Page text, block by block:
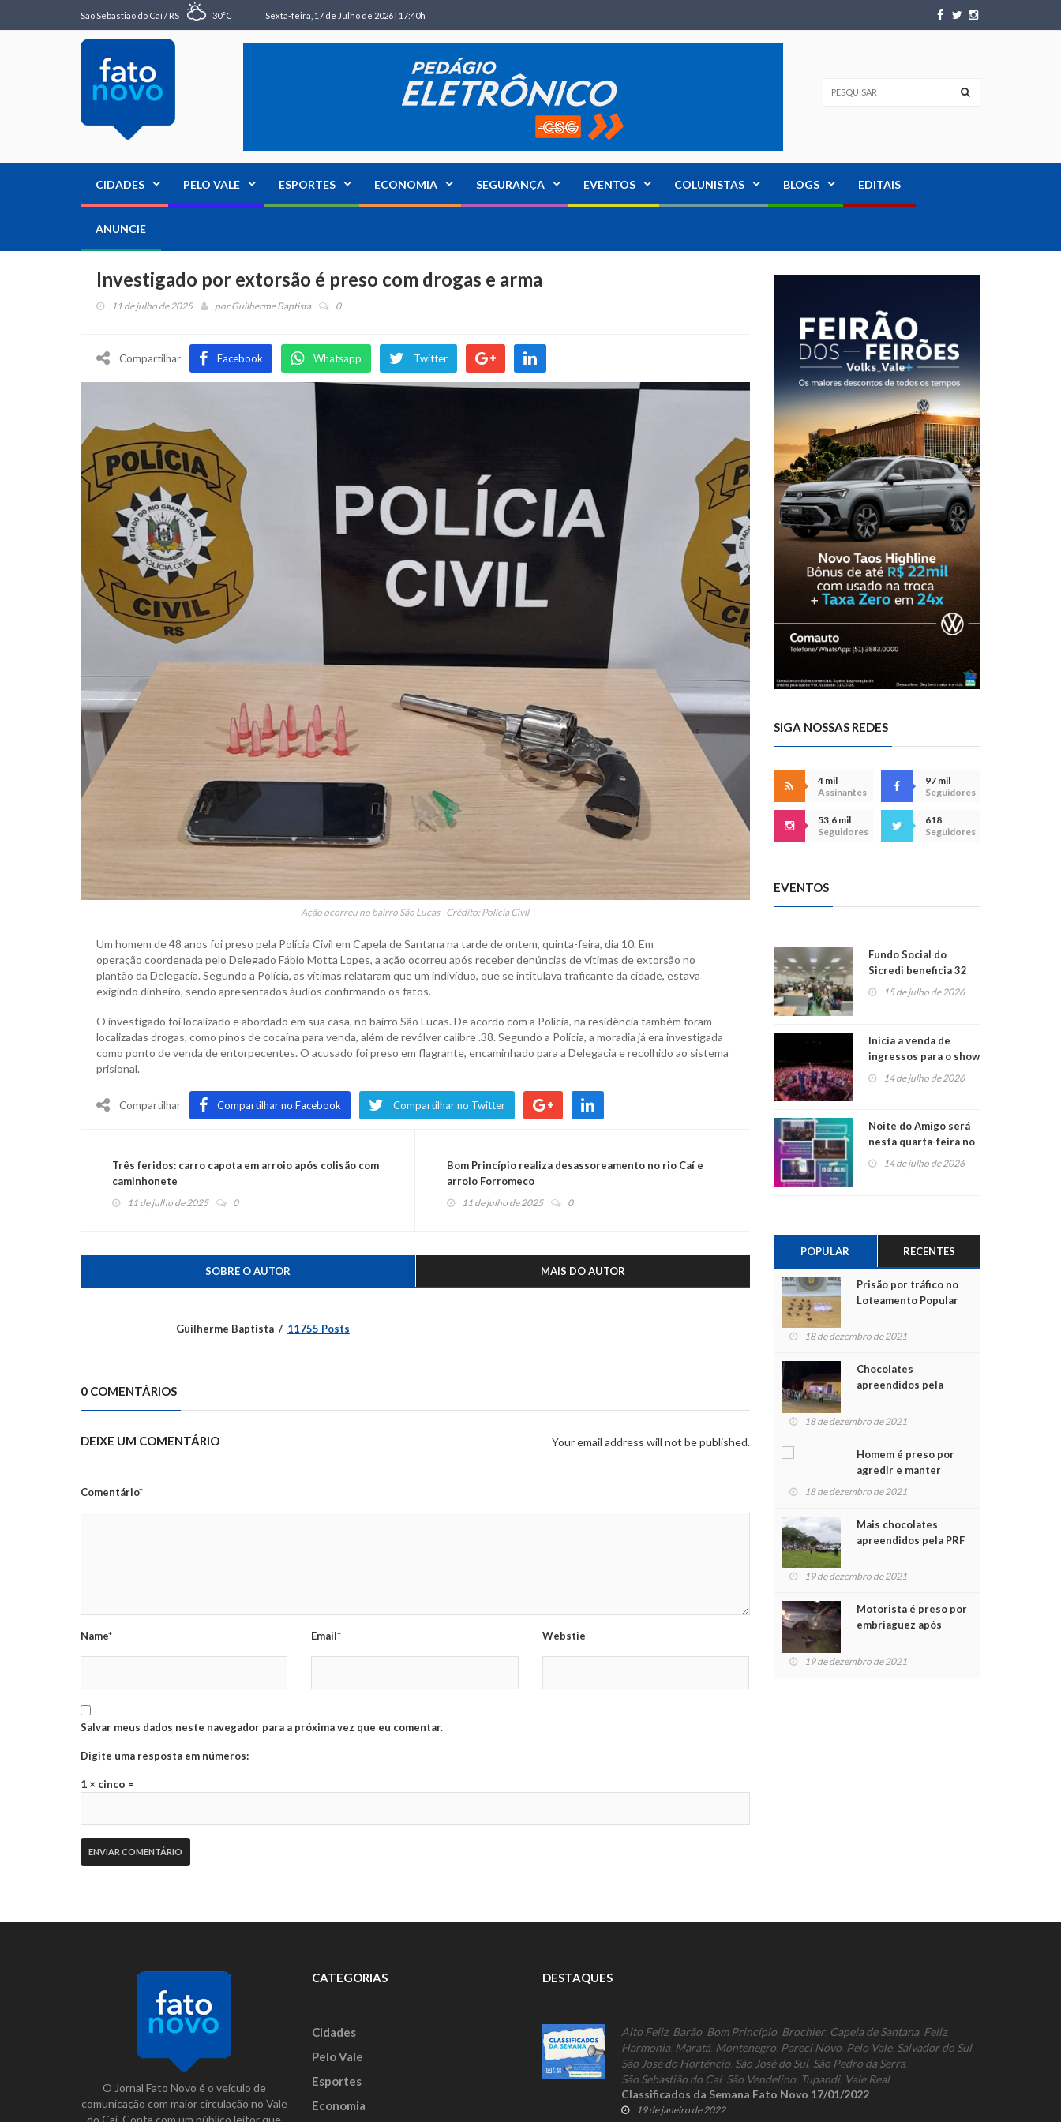
São Sebastião do Caí / RS 30°C Sexta-feira, 17 de Julho de 2026 | 17:40h
CIDADES PELO VALE ESPORTES ECONOMIA SEGURANÇA EVENTOS COLUNISTAS BLOGS EDITAIS
ANUNCIE
Investigado por extorsão é preso com drogas e arma
11 de julho de 2025 porGuilherme Baptista 0
Compartilhar Facebook Whatsapp Twitter
Ação ocorreu no bairro São Lucas - Crédito: Polícia Civil
Um homem de 48 anos foi preso pela Polícia Civil em Capela de Santana na tarde de ontem, quinta-feira, dia 10. Em
operação coordenada pelo Delegado Fábio Motta Lopes, a ação ocorreu após receber denúncias de vítimas de extorsão no
plantão da Delegacia. Segundo a Polícia, as vítimas relataram que um indivíduo, que se intitulava traficante da cidade, estava
exigindo dinheiro, sendo apresentados áudios confirmando os fatos.
O investigado foi localizado e abordado em sua casa, no bairro São Lucas. De acordo com a Polícia, na residência também foram
localizadas drogas, como pinos de cocaína para venda, além de revólver calibre .38. Segundo a Polícia, a moradia já era investigada
como ponto de venda de entorpecentes. O acusado foi preso em flagrante, encaminhado para a Delegacia e recolhido ao sistema
prisional.
Compartilhar Compartilhar no Facebook Compartilhar no Twitter
Três feridos: carro capota em arroio após colisão com
caminhonete
11 de julho de 2025 0
Bom Princípio realiza desassoreamento no rio Caí e
arroio Forromeco
11 de julho de 2025 0
SOBRE O AUTOR MAIS DO AUTOR
Guilherme Baptista 11755 Posts
0 COMENTÁRIOS
DEIXE UM COMENTÁRIO Your email address will not be published.
Comentário*
Name* Email* Webstie
Salvar meus dados neste navegador para a próxima vez que eu comentar.
Digite uma resposta em números:
1 × cinco =
SIGA NOSSAS REDES
4 mil
Assinantes
97 mil
Seguidores
53,6 mil
Seguidores
618
Seguidores
EVENTOS
Fundo Social do
Sicredi beneficia 32
projetos em
15 de julho de 2026
Inicia a venda de
ingressos para o show
do Jota Quest nos 45
anos da Sicredi Ouro
14 de julho de 2026
Noite do Amigo será
nesta quarta-feira no
Centro de Cultura de
14 de julho de 2026
POPULAR RECENTES
Prisão por tráfico no
Loteamento Popular
18 de dezembro de 2021
Chocolates
apreendidos pela
para crianças na
18 de dezembro de 2021
Homem é preso por
agredir e manter
mulher em cárcere
18 de dezembro de 2021
Mais chocolates
apreendidos pela PRF
crianças no Natal
19 de dezembro de 2021
Motorista é preso por
embriaguez após
feridos
19 de dezembro de 2021
O Jornal Fato Novo é o veículo de
comunicação com maior circulação no Vale
do Caí. Conta com um público leitor que
CATEGORIAS
Cidades
Pelo Vale
Esportes
Economia
DESTAQUES
Alto Feliz, Barão Bom Princípio Brochier, Capela de Santana, Feliz,
Harmonia, Maratá, Montenegro Pareci Novo Pelo Vale, Salvador do Sul,
São José do Hortêncio São José do Sul, São Pedro da Serra,
São Sebastião do Caí, São Vendelino Tupandi, Vale Real
Classificados da Semana Fato Novo 17/01/2022
19 de janeiro de 2022